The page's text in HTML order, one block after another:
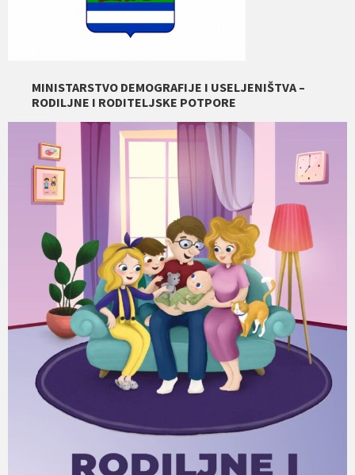
MINISTARSTVO DEMOGRAFIJE I USELJENIŠTVA –
RODILJNE I RODITELJSKE POTPORE